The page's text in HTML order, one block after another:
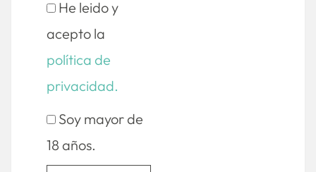
He leido y
acepto la
política de
privacidad.
Soy mayor de
18 años.